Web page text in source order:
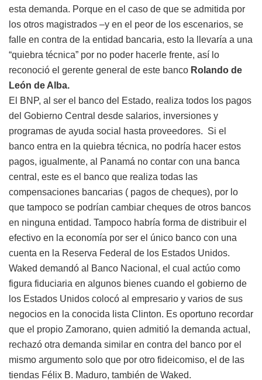
esta demanda. Porque en el caso de que se admitida por
los otros magistrados –y en el peor de los escenarios, se
falle en contra de la entidad bancaria, esto la llevaría a una
“quiebra técnica” por no poder hacerle frente, así lo
reconoció el gerente general de este banco Rolando de
León de Alba.
El BNP, al ser el banco del Estado, realiza todos los pagos
del Gobierno Central desde salarios, inversiones y
programas de ayuda social hasta proveedores. Si el
banco entra en la quiebra técnica, no podría hacer estos
pagos, igualmente, al Panamá no contar con una banca
central, este es el banco que realiza todas las
compensaciones bancarias ( pagos de cheques), por lo
que tampoco se podrían cambiar cheques de otros bancos
en ninguna entidad. Tampoco habría forma de distribuir el
efectivo en la economía por ser el único banco con una
cuenta en la Reserva Federal de los Estados Unidos.
Waked demandó al Banco Nacional, el cual actúo como
figura fiduciaria en algunos bienes cuando el gobierno de
los Estados Unidos colocó al empresario y varios de sus
negocios en la conocida lista Clinton. Es oportuno recordar
que el propio Zamorano, quien admitió la demanda actual,
rechazó otra demanda similar en contra del banco por el
mismo argumento solo que por otro fideicomiso, el de las
tiendas Félix B. Maduro, también de Waked.